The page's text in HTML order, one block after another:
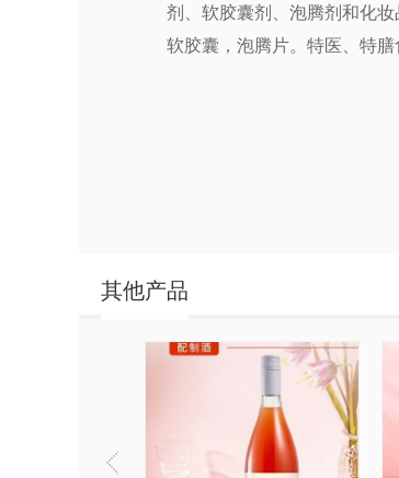
剂、软胶囊剂、泡腾剂和化
软胶囊，泡腾片。特医、特
其他产品